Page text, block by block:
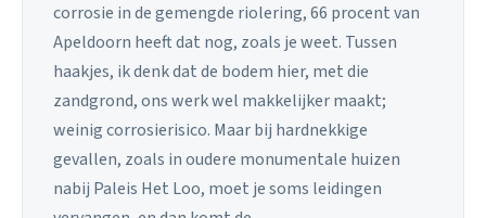
corrosie in de gemengde riolering, 66 procent van
Apeldoorn heeft dat nog, zoals je weet. Tussen
haakjes, ik denk dat de bodem hier, met die
zandgrond, ons werk wel makkelijker maakt;
weinig corrosierisico. Maar bij hardnekkige
gevallen, zoals in oudere monumentale huizen
nabij Paleis Het Loo, moet je soms leidingen